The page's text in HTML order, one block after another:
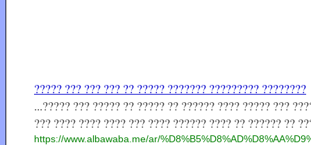
????? ??? ??? ??? ?? ????? ??????? ????????? ????????
...????? ??? ????? ?? ????? ?? ?????? ???? ????? ???
??? ???? ???? ???? ??? ???? ?????? ???? ?? ?????? ??
https://www.albawaba.me/ar/